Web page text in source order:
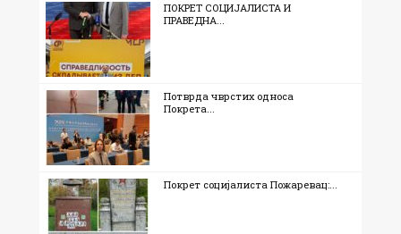
ПОКРЕТ СОЦИЈАЛИСТА И
ПРАВЕДНА...
Потврда чврстих односа
Покрета...
Покрет социјалиста Пожаревац:...